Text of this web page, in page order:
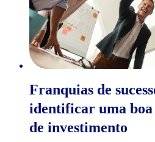
Franquias de
identificar uma
de investimento